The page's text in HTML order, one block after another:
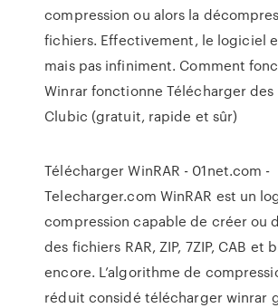
compression ou alors la
fichiers. Effectivement, le logiciel
mais pas infiniment. Comment
Winrar fonctionne Télécharger
Clubic (gratuit, rapide et sûr)
Télécharger WinRAR - 01net.com -
Telecharger.com WinRAR est un
compression capable de créer ou
des fichiers RAR, ZIP, 7ZIP, CAB et
encore. L’algorithme de
réduit considé télécharger winrar